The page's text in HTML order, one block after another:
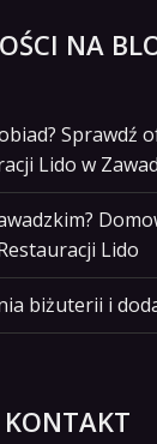
NA
Sprawdź
Lido w
Lido
biżuterii i
KONTAKT